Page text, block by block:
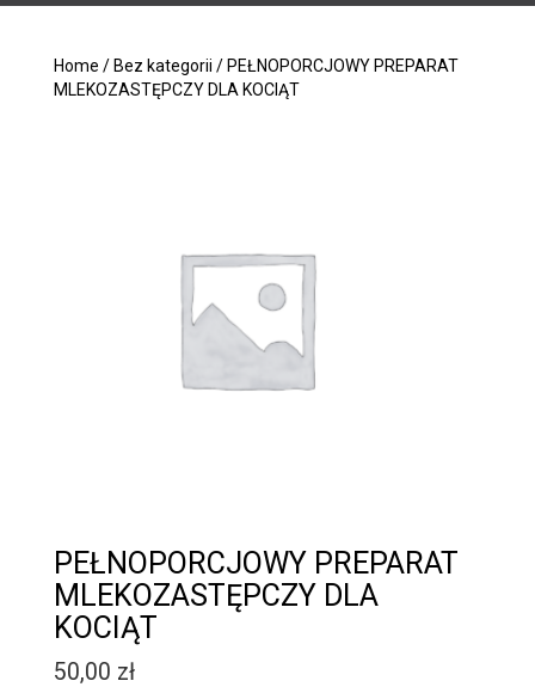
Home / Bez kategorii / PEŁNOPORCJOWY PREPARAT
MLEKOZASTĘPCZY DLA KOCIĄT
PEŁNOPORCJOWY PREPARAT
MLEKOZASTĘPCZY DLA
KOCIĄT
50,00 zł